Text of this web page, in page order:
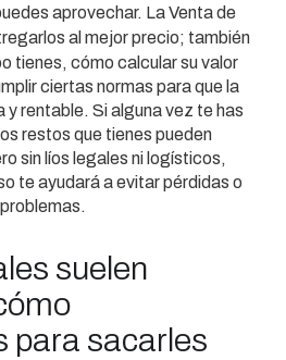
aprovechar. La Venta de
al mejor precio; también
tienes, cómo calcular su valor
ciertas normas para que la
y rentable. Si alguna vez te has
restos que tienes pueden
sin líos legales ni logísticos,
te ayudará a evitar pérdidas o
problemas.
suelen
para sacarles